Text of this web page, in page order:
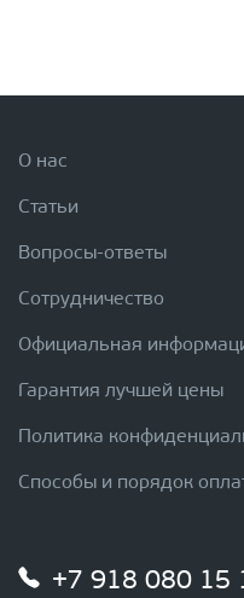
О нас
Статьи
Вопросы-ответы
Сотрудничество
Официальная
Гарантия лучшей цены
Политика
Способы и порядок
+7 918 080 15